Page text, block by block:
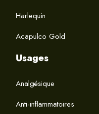
Harlequin
Acapulco Gold
Usages
Analgésique
Anti-inflammatoires